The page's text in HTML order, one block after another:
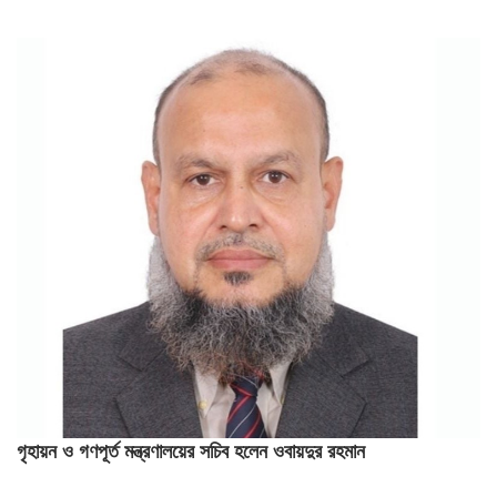
গৃহায়ন ও গণপূর্ত মন্ত্রণালয়ের সচিব হলেন ওবায়দুর রহমান